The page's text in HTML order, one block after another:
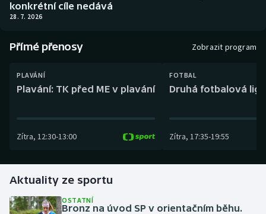
Box
Florbal
Gymnastika
Házená
konkrétní cíle nedává
28. 7. 2026
Přímé přenosy Zobrazit program
PLAVÁNÍ
Plavání: TK před ME v plavání
Zítra, 12:30-13:00
FOTBAL
Druhá fotbalová
Zítra, 17:35-19:55
Aktuality ze sportu
OSTATNÍ
Bronz na úvod SP v orientačním běhu.